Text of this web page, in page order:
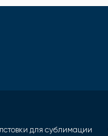
для сублимации